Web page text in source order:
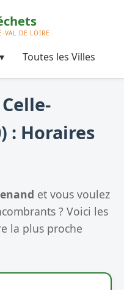
Toutes les Villes
: Horaires
et vous voulez
? Voici les
la plus proche